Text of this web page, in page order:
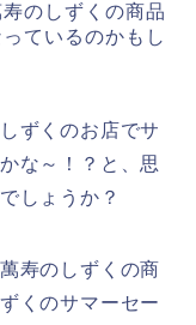
のしずくの商品
ているのかもし
ずくのお店でサ
な～！？と、思
しょうか？
寿のしずくの商
くのサマーセー